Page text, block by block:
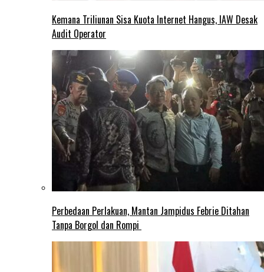
Kemana Triliunan Sisa Kuota Internet Hangus, IAW Desak
Audit Operator
Perbedaan Perlakuan, Mantan Jampidus Febrie Ditahan
Tanpa Borgol dan Rompi